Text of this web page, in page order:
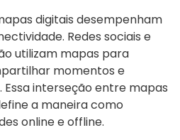
digitais desempenham
Redes sociais e
utilizam mapas para
momentos e
interseção entre mapas
a maneira como
online e offline.